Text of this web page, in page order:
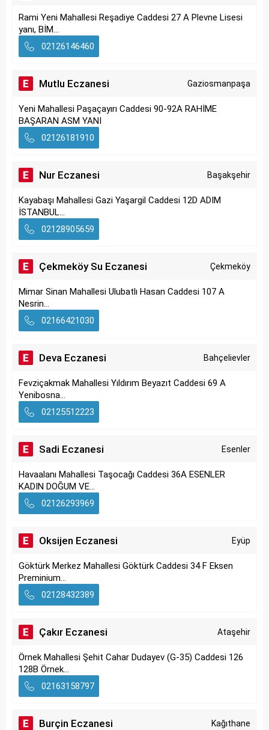
Rami Yeni Mahallesi Reşadiye Caddesi 27 A Plevne Lisesi
yanı, BİM...
02126146460
Mutlu Eczanesi Gaziosmanpaşa
Yeni Mahallesi Paşaçayırı Caddesi 90-92A RAHİME
BAŞARAN ASM YANI
02126181910
Nur Eczanesi Başakşehir
Kayabaşı Mahallesi Gazi Yaşargil Caddesi 12D ADIM
İSTANBUL...
02128905659
Çekmeköy Su Eczanesi Çekmeköy
Mimar Sinan Mahallesi Ulubatlı Hasan Caddesi 107 A
Nesrin...
02166421030
Deva Eczanesi Bahçelievler
Fevziçakmak Mahallesi Yıldırım Beyazıt Caddesi 69 A
Yenibosna...
02125512223
Sadi Eczanesi Esenler
Havaalanı Mahallesi Taşocağı Caddesi 36A ESENLER
KADIN DOĞUM VE...
02126293969
Oksijen Eczanesi Eyüp
Göktürk Merkez Mahallesi Göktürk Caddesi 34 F Eksen
Preminium...
02128432389
Çakır Eczanesi Ataşehir
Örnek Mahallesi Şehit Cahar Dudayev (G-35) Caddesi 126
128B Örnek...
02163158797
Burçin Eczanesi Kağıthane